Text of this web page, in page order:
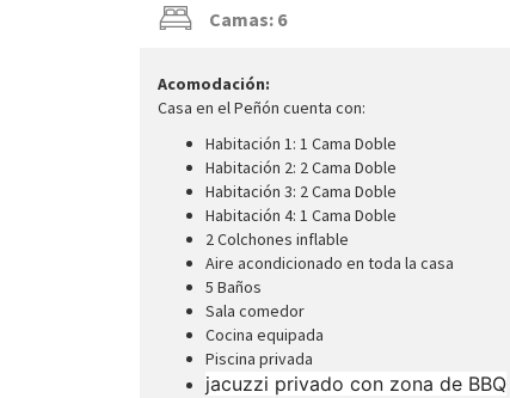
Camas: 6
Acomodación:
Casa en el Peñón cuenta con:
Habitación 1: 1 Cama Doble
Habitación 2: 2 Cama Doble
Habitación 3: 2 Cama Doble
Habitación 4: 1 Cama Doble
2 Colchones inflable
Aire acondicionado en toda la casa
5 Baños
Sala comedor
Cocina equipada
Piscina privada
jacuzzi privado con zona de BBQ